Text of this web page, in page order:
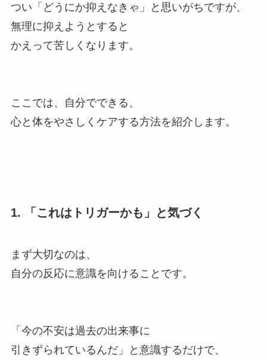
つい「どうにか抑えなきゃ」と思いがちですが、
無理に抑えようとすると
かえって苦しくなります。
ここでは、自分でできる、
心と体をやさしくケアする方法を紹介します。
1. 「これはトリガーかも」と気づく
まず大切なのは、
自分の反応に意識を向けることです。
「今の不安は過去の出来事に
引きずられているんだ」と意識するだけで、